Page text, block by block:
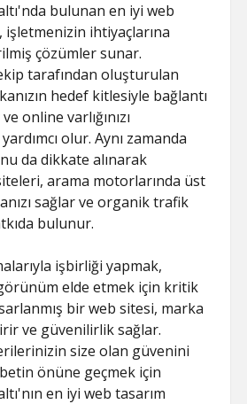
bulunan en iyi web
işletmenizin ihtiyaçlarına
çözümler sunar.
tarafından oluşturulan
hedef kitlesiyle bağlantı
online varlığınızı
olur. Aynı zamanda
da dikkate alınarak
arama motorlarında üst
sağlar ve organik trafik
bulunur.
işbirliği yapmak,
elde etmek için kritik
bir web sitesi, marka
ve güvenilirlik sağlar.
size olan güvenini
önüne geçmek için
en iyi web tasarım